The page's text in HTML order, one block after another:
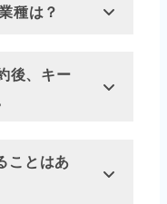
種は？
後、キー
ことはあ